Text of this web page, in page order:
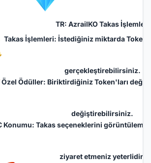
TR: AzrailKO Takas İşlemleri
Takas İşlemleri: İstediğiniz miktarda Token
gerçekleştirebilirsiniz.
Özel Ödüller: Biriktirdiğiniz Token'ları
değiştirebilirsiniz.
Konumu: Takas seçeneklerini
ziyaret etmeniz yeterlidir.